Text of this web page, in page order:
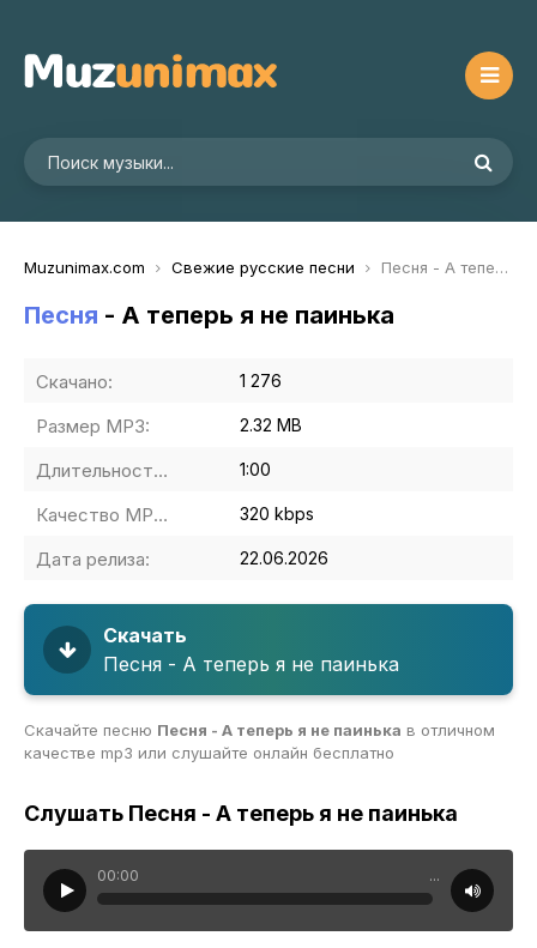
Muzunimax.com Свежие русские песни Песня - А теперь я не паинька
Песня - А теперь я не паинька
Скачано: 1 276
Размер MP3: 2.32 MB
Длительность MP3: 1:00
Качество MP3: 320 kbps
Дата релиза: 22.06.2026
Скачать
Песня - А теперь я не паинька
Скачайте песню Песня - А теперь я не паинька в отличном
качестве mp3 или слушайте онлайн бесплатно
Слушать Песня - А теперь я не паинька
00:00 ...